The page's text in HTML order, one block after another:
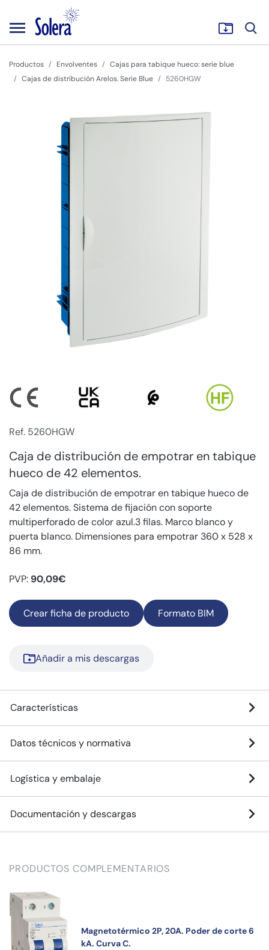
Productos Envolventes
Cajas para tabique hueco: serie blue
Cajas de distribución Arelos. Serie Blue
5260HGW
Ref. 5260HGW
Caja de distribución de empotrar en tabique
hueco de 42 elementos.
Caja de distribución de empotrar en tabique hueco de
42 elementos. Sistema de fijación con soporte
multiperforado de color azul.3 filas. Marco blanco y
puerta blanco. Dimensiones para empotrar 360 x 528 x
86 mm.
PVP: 90,09€
Crear ficha de producto Formato BIM
Añadir a mis descargas
Características
Datos técnicos y normativa
Logística y embalaje
Documentación y descargas
PRODUCTOS COMPLEMENTARIOS
Magnetotérmico 2P, 20A. Poder de corte 6
kA. Curva C.